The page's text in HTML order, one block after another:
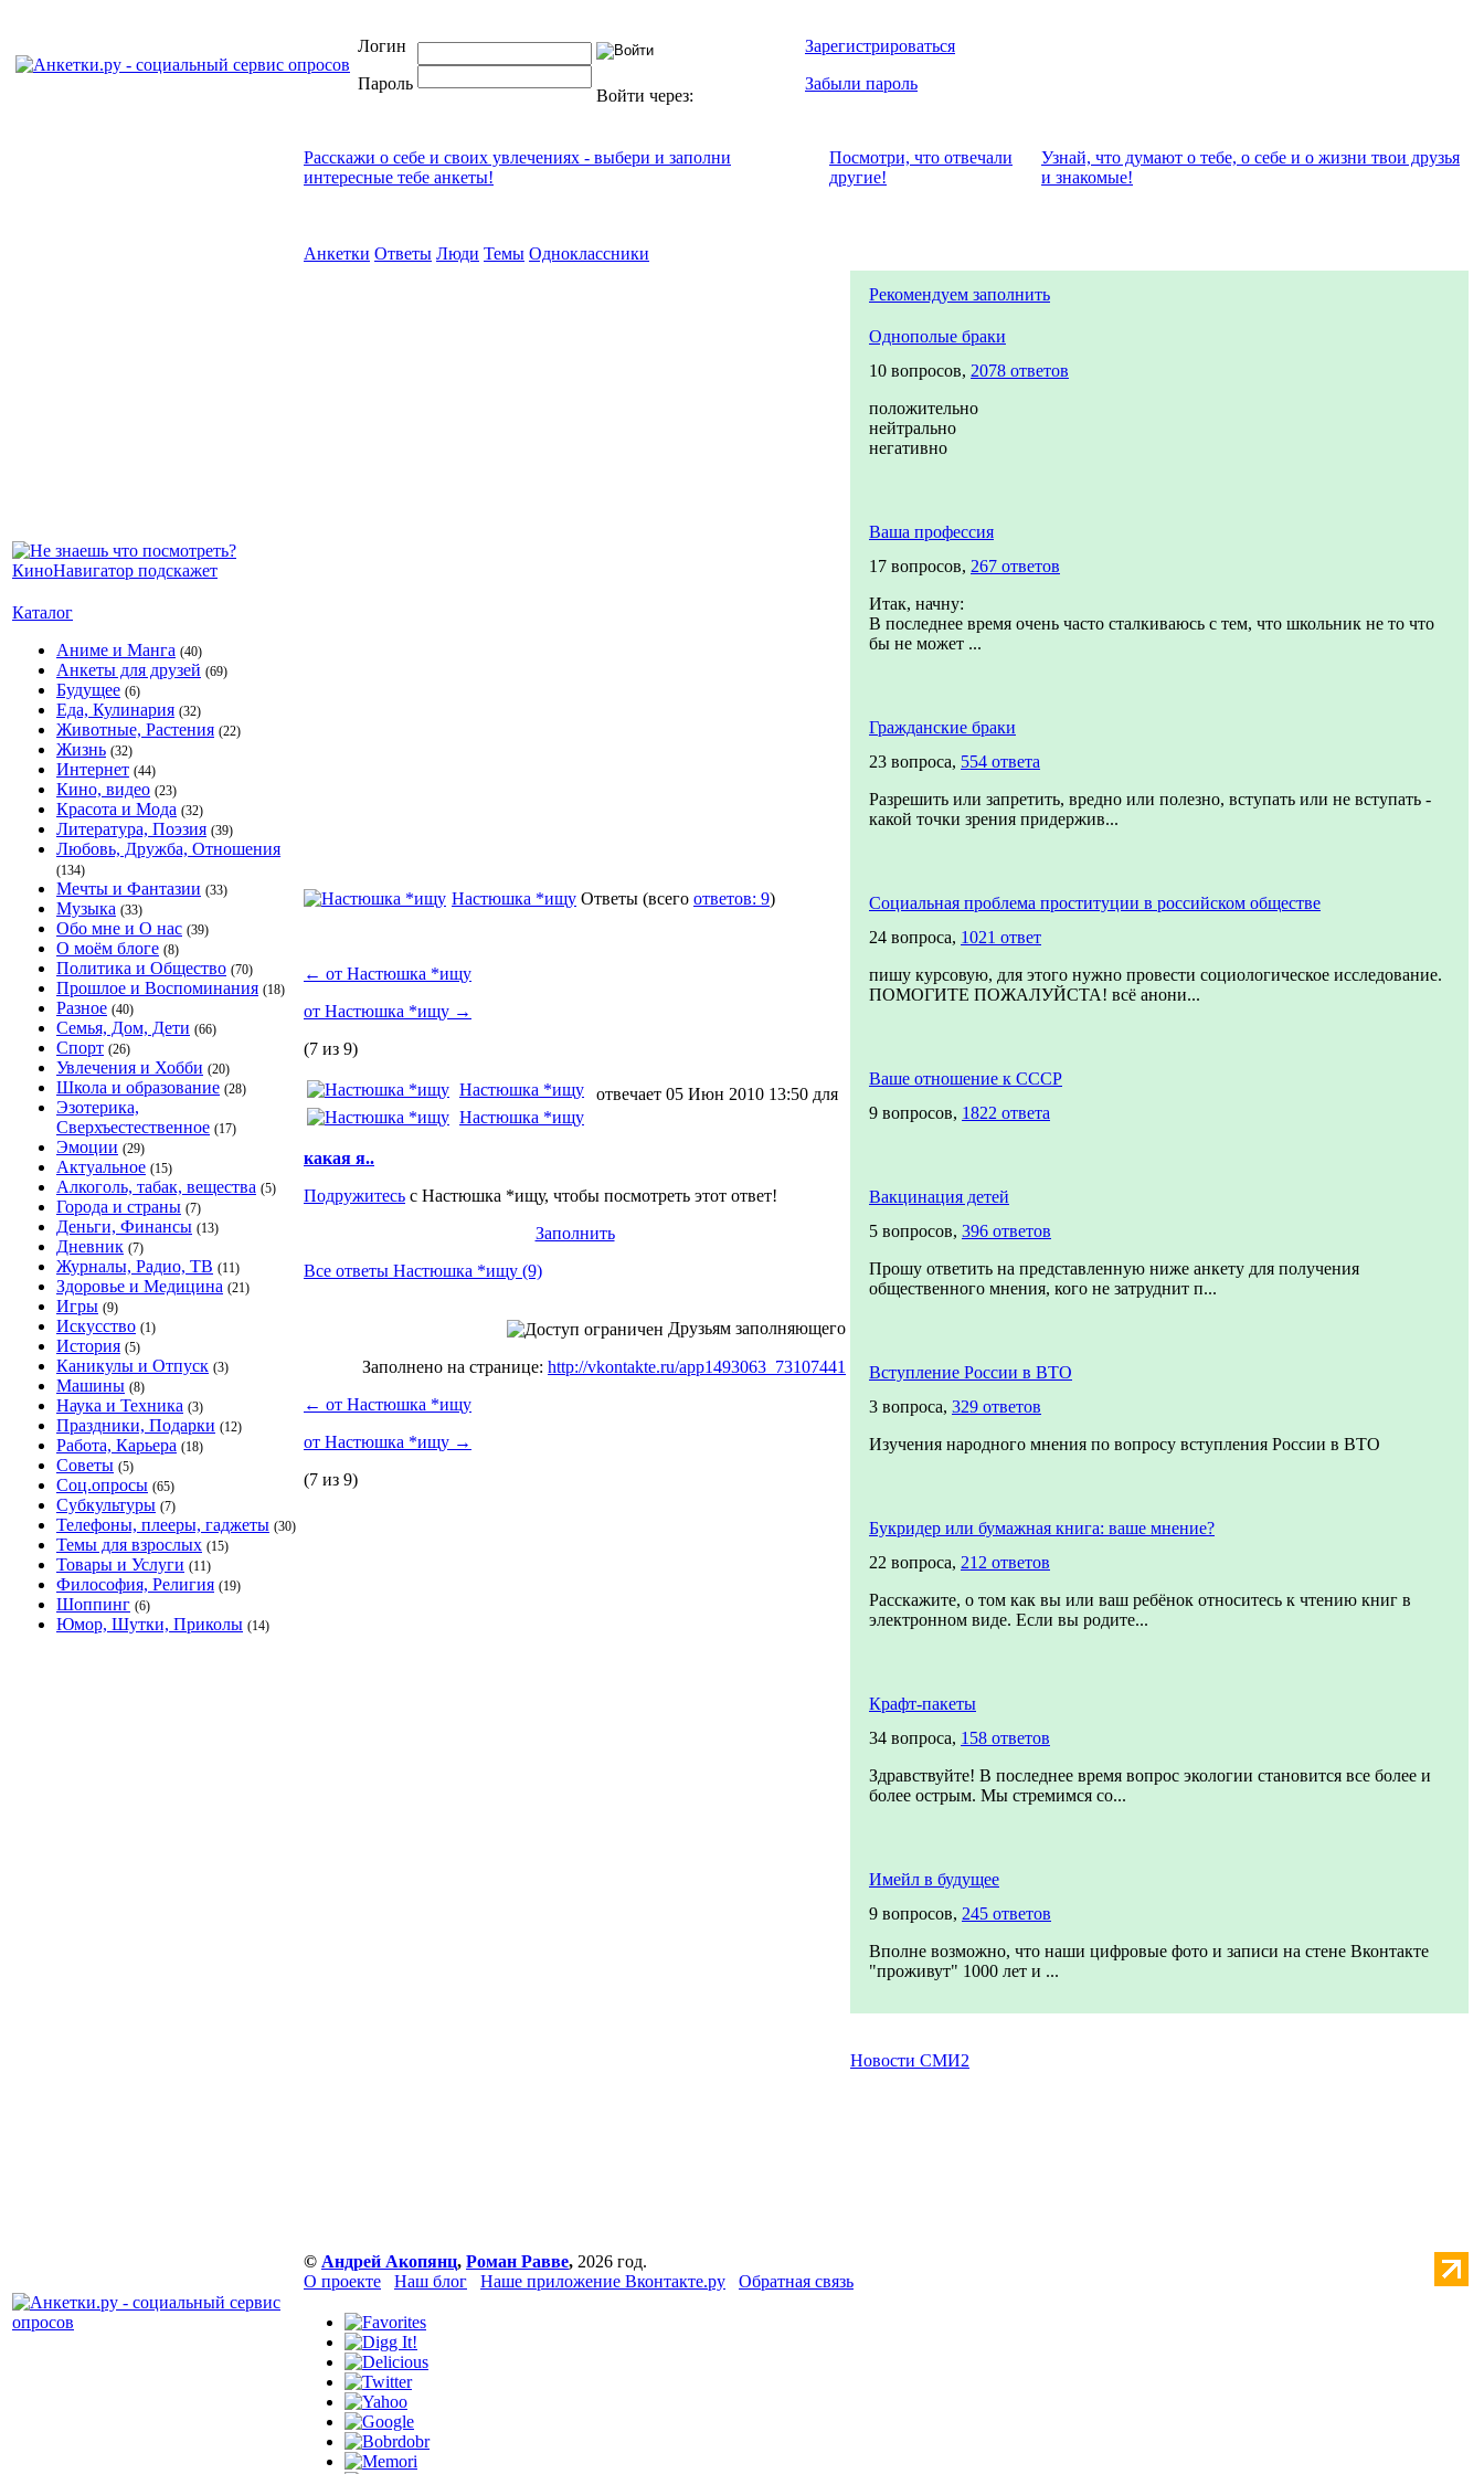
Логин
Пароль
Войти через:
Зарегистрироваться
Забыли пароль
Каталог
Аниме и Манга (40)
Анкеты для друзей (69)
Будущее (6)
Еда, Кулинария (32)
Животные, Растения (22)
Жизнь (32)
Интернет (44)
Кино, видео (23)
Красота и Мода (32)
Литература, Поэзия (39)
Любовь, Дружба, Отношения
(134)
Мечты и Фантазии (33)
Музыка (33)
Обо мне и О нас (39)
О моём блоге (8)
Политика и Общество (70)
Прошлое и Воспоминания (18)
Разное (40)
Семья, Дом, Дети (66)
Спорт (26)
Увлечения и Хобби (20)
Школа и образование (28)
Эзотерика,
Сверхъестественное (17)
Эмоции (29)
Актуальное (15)
Алкоголь, табак, вещества (5)
Города и страны (7)
Деньги, Финансы (13)
Дневник (7)
Журналы, Радио, ТВ (11)
Здоровье и Медицина (21)
Игры (9)
Искусство (1)
История (5)
Каникулы и Отпуск (3)
Машины (8)
Наука и Техника (3)
Праздники, Подарки (12)
Работа, Карьера (18)
Советы (5)
Соц.опросы (65)
Субкультуры (7)
Телефоны, плееры, гаджеты (30)
Темы для взрослых (15)
Товары и Услуги (11)
Философия, Религия (19)
Шоппинг (6)
Юмор, Шутки, Приколы (14)
Расскажи о себе и своих увлечениях - выбери и заполни
интересные тебе анкеты!
Посмотри, что отвeчали
другие!
Узнай, что думают о тебе, о себе и о жизни твои друзья
и знакомые!
Анкетки Ответы Люди Темы Одноклассники
Настюшка *ищу Ответы (всего ответов: 9)
← от Настюшка *ищу
от Настюшка *ищу →
(7 из 9)
Настюшка *ищу
отвечает 05 Июн 2010 13:50 для
Настюшка *ищу
какая я..
Подружитесь с Настюшка *ищу, чтобы посмотреть этот ответ!
Заполнить
Все ответы Настюшка *ищу (9)
Друзьям заполняющего
Заполнено на странице: http://vkontakte.ru/app1493063_73107441
← от Настюшка *ищу
от Настюшка *ищу →
(7 из 9)
Рекомендуем заполнить
Однополые браки
10 вопросов, 2078 ответов
положительно
нейтрально
негативно
Ваша профессия
17 вопросов, 267 ответов
Итак, начну:
В последнее время очень часто сталкиваюсь с тем, что школьник не то что
бы не может ...
Гражданские браки
23 вопроса, 554 ответа
Разрешить или запретить, вредно или полезно, вступать или не вступать -
какой точки зрения придержив...
Социальная проблема проституции в российском обществе
24 вопроса, 1021 ответ
пишу курсовую, для этого нужно провести социологическое исследование.
ПОМОГИТЕ ПОЖАЛУЙСТА! всё анони...
Ваше отношение к СССР
9 вопросов, 1822 ответа
Вакцинация детей
5 вопросов, 396 ответов
Прошу ответить на представленную ниже анкету для получения
общественного мнения, кого не затруднит п...
Вступление России в ВТО
3 вопроса, 329 ответов
Изучения народного мнения по вопросу вступления России в ВТО
Букридер или бумажная книга: ваше мнение?
22 вопроса, 212 ответов
Расскажите, о том как вы или ваш ребёнок относитесь к чтению книг в
электронном виде. Если вы родите...
Крафт-пакеты
34 вопроса, 158 ответов
Здравствуйте! В последнее время вопрос экологии становится все более и
более острым. Мы стремимся со...
Имейл в будущее
9 вопросов, 245 ответов
Вполне возможно, что наши цифровые фото и записи на стене Вконтакте
"проживут" 1000 лет и ...
Новости СМИ2
© Андрей Акопянц, Роман Равве, 2026 год.
О проекте
Наш блог Наше приложение Вконтакте.ру Обратная связь